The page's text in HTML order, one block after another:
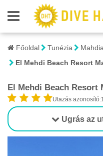
Főoldal Tunézia
El Mehdi Beach Resort
El Mehdi Beach Resort
Utazás
Ugrás az